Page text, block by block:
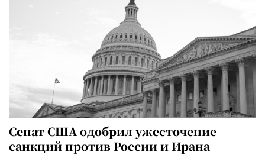
Сенат США одобрил ужесточение
санкций против России и Ирана